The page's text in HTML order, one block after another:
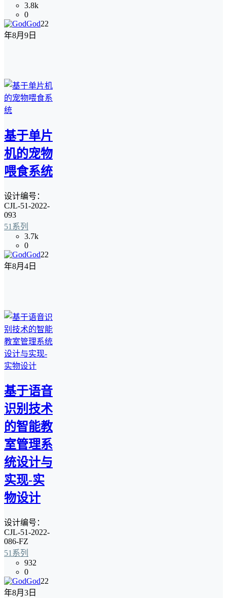
3.8k
0
God22
年8月9日
基于单片
机的宠物
喂食系统
设计编号：
CJL-51-2022-
093
51系列
3.7k
0
God22
年8月4日
基于语音
识别技术
的智能教
室管理系
统设计与
实现-实
物设计
设计编号：
CJL-51-2022-
086-FZ
51系列
932
0
God22
年8月3日